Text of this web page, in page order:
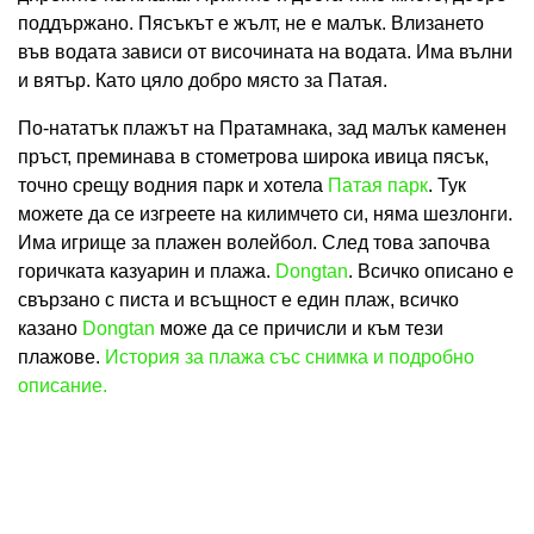
поддържано. Пясъкът е жълт, не е малък. Влизането
във водата зависи от височината на водата. Има вълни
и вятър. Като цяло добро място за Патая.
По-нататък плажът на Пратамнака, зад малък каменен
пръст, преминава в стометрова широка ивица пясък,
точно срещу водния парк и хотела Патая парк. Тук
можете да се изгреете на килимчето си, няма шезлонги.
Има игрище за плажен волейбол. След това започва
горичката казуарин и плажа. Dongtan. Всичко описано е
свързано с писта и всъщност е един плаж, всичко
казано Dongtan може да се причисли и към тези
плажове. История за плажа със снимка и подробно
описание.